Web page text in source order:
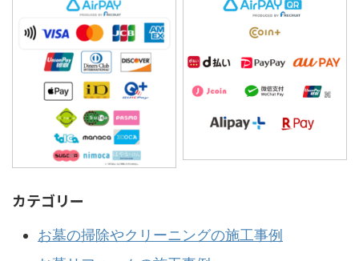
カテゴリー
お墓の掃除やクリーニングの施工事例